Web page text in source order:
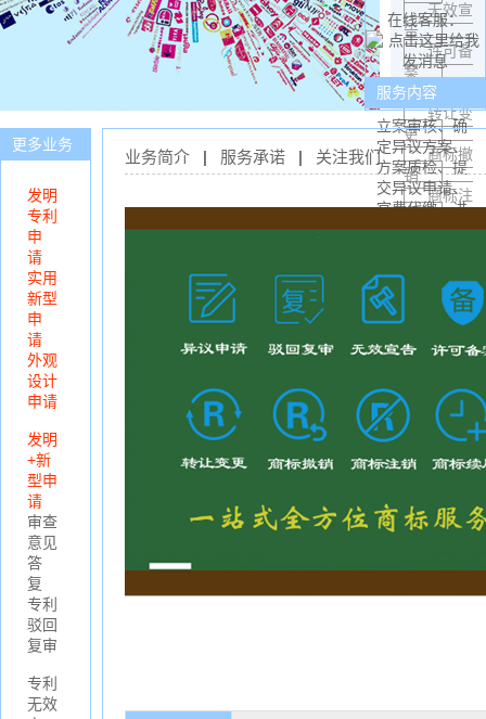
无效宣
告
许可备
案
转让变
更
商标撤
销
商标注
业务方向
申请
答辩
不予注
理其他业务
请您扫描右
深代理师。
在线客服：
服务内容
立案审核、确
定异议方案、
方案质检、提
交异议申请、
官费代缴、进
度跟踪、审理
更多业务
发明
专利
申
请
实用
新型
申
请
外观
设计
申请
发明
+新
型申
请
审查
意见
答
复
专利
驳回
复审
专利
无效
业务简介 | 服务承诺 | 关注我们